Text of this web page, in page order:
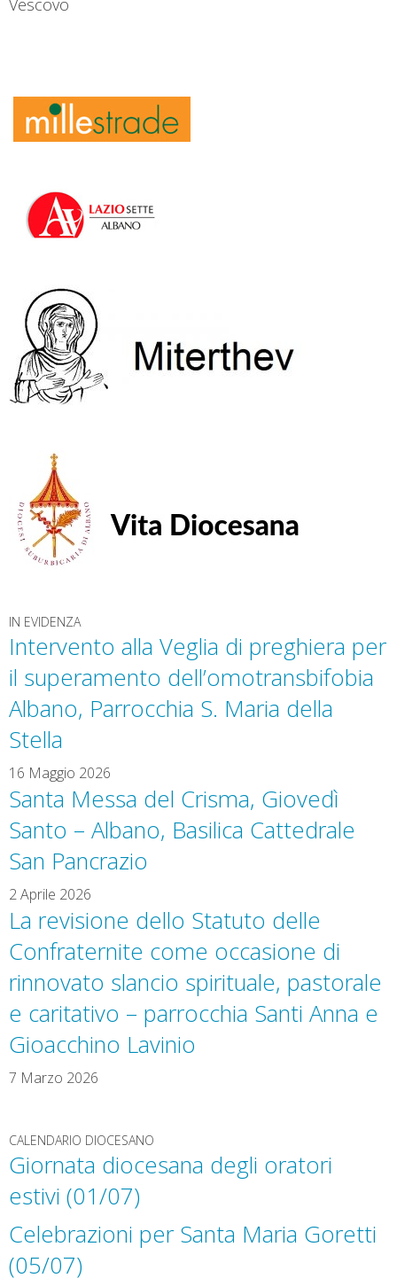
IN EVIDENZA
Intervento alla Veglia di preghiera per
il superamento dell’omotransbifobia
Albano, Parrocchia S. Maria della
Stella
16 Maggio 2026
Santa Messa del Crisma, Giovedì
Santo – Albano, Basilica Cattedrale
San Pancrazio
2 Aprile 2026
La revisione dello Statuto delle
Confraternite come occasione di
rinnovato slancio spirituale, pastorale
e caritativo – parrocchia Santi Anna e
Gioacchino Lavinio
7 Marzo 2026
CALENDARIO DIOCESANO
Giornata diocesana degli oratori
estivi (01/07)
Celebrazioni per Santa Maria Goretti
(05/07)